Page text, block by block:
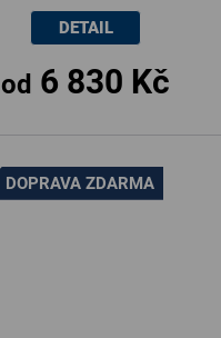
od 6 830 Kč
DETAIL
DOPRAVA ZDARMA